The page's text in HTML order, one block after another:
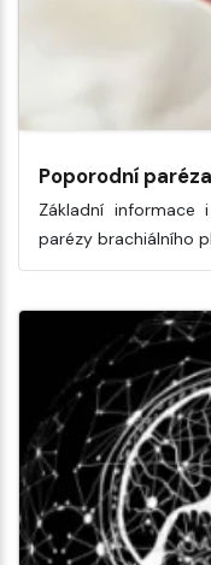
Poporodní
Základní
parézy brachiálního